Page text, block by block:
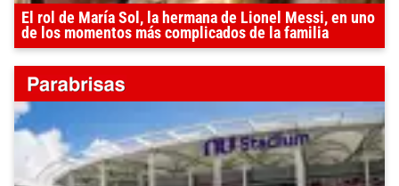
El rol de María Sol, la hermana de Lionel Messi, en uno
de los momentos más complicados de la familia